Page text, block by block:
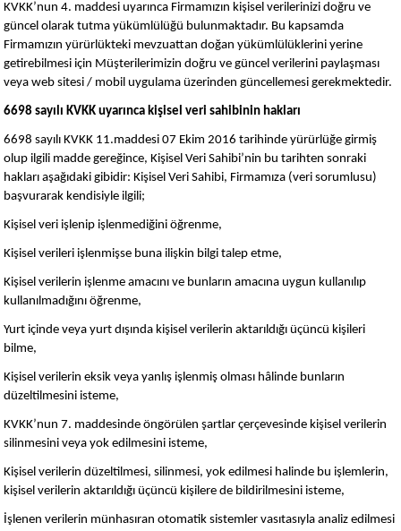
KVKK’nun 4. maddesi uyarınca Firmamızın kişisel verilerinizi doğru ve
güncel olarak tutma yükümlülüğü bulunmaktadır. Bu kapsamda
Firmamızın yürürlükteki mevzuattan doğan yükümlülüklerini yerine
getirebilmesi için Müşterilerimizin doğru ve güncel verilerini paylaşması
veya web sitesi / mobil uygulama üzerinden güncellemesi gerekmektedir.
6698 sayılı KVKK uyarınca kişisel veri sahibinin hakları
6698 sayılı KVKK 11.maddesi 07 Ekim 2016 tarihinde yürürlüğe girmiş
olup ilgili madde gereğince, Kişisel Veri Sahibi’nin bu tarihten sonraki
hakları aşağıdaki gibidir: Kişisel Veri Sahibi, Firmamıza (veri sorumlusu)
başvurarak kendisiyle ilgili;
Kişisel veri işlenip işlenmediğini öğrenme,
Kişisel verileri işlenmişse buna ilişkin bilgi talep etme,
Kişisel verilerin işlenme amacını ve bunların amacına uygun kullanılıp
kullanılmadığını öğrenme,
Yurt içinde veya yurt dışında kişisel verilerin aktarıldığı üçüncü kişileri
bilme,
Kişisel verilerin eksik veya yanlış işlenmiş olması hâlinde bunların
düzeltilmesini isteme,
KVKK’nun 7. maddesinde öngörülen şartlar çerçevesinde kişisel verilerin
silinmesini veya yok edilmesini isteme,
Kişisel verilerin düzeltilmesi, silinmesi, yok edilmesi halinde bu işlemlerin,
kişisel verilerin aktarıldığı üçüncü kişilere de bildirilmesini isteme,
İşlenen verilerin münhasıran otomatik sistemler vasıtasıyla analiz edilmesi